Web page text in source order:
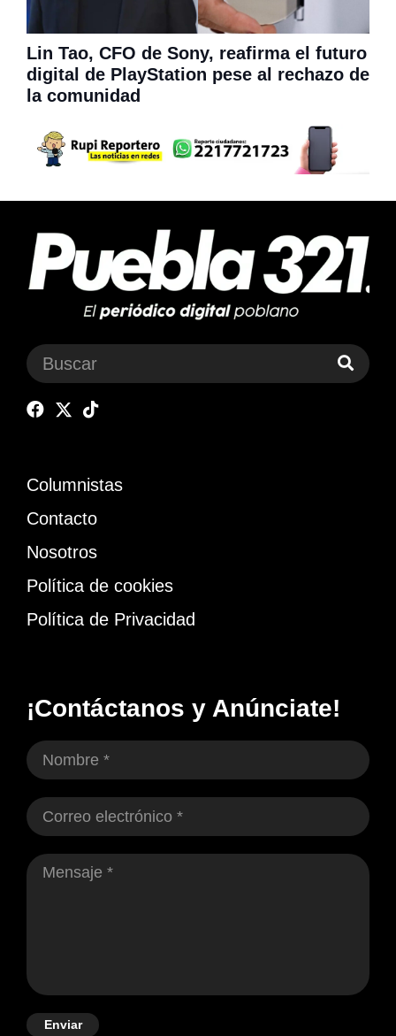
Lin Tao, CFO de Sony, reafirma el futuro
digital de PlayStation pese al rechazo de
la comunidad
Columnistas
Contacto
Nosotros
Política de cookies
Política de Privacidad
¡Contáctanos y Anúnciate!
Enviar